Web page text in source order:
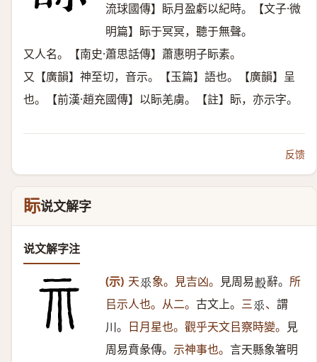
流球國傳】眎月盈虧以紀時。【文子·微
明篇】眎于冥冥，聽于無聲。
又人名。【南史·蕭思話傳】蕭惠明子眎素。
又【廣韻】神至切，音示。【玉篇】語也。【廣韻】呈
也。【前漢·趙充國傳】以眎羌虜。【註】眎，亦示字。
反馈
眎说文解字
说文解字注
(示) 天𠂹 象。見吉凶。 見周易𣪠 辭。 所
㠯示人也。从二。 古文上。 三𠂹 、 謂
川。 日月星也。觀乎天文㠯察時變。 見
周易賁彖傳。 示神事也。 言天縣象箸明